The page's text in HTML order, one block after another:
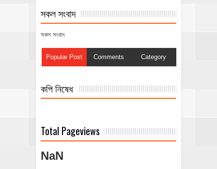
সকল সংবাদ
সকল সংবাদ
Popular Post Comments Category
কপি নিষেধ
Total Pageviews
NaN